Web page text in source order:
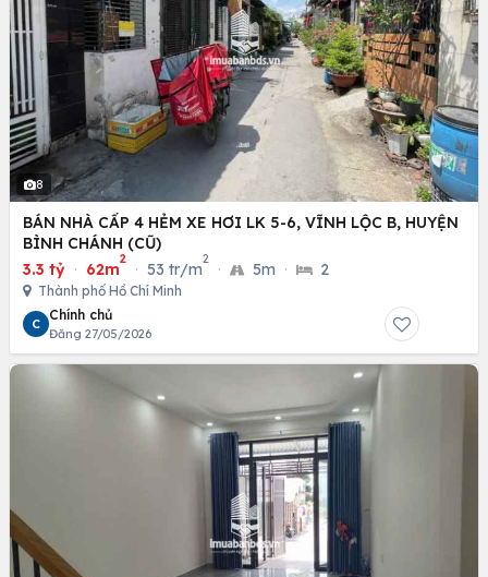
8
BÁN NHÀ CẤP 4 HẺM XE HƠI LK 5-6, VĨNH LỘC B, HUYỆN
BÌNH CHÁNH (CŨ)
3.3 tỷ · 62m
2
· 53 tr/m
2
· 5m · 2
Thành phố Hồ Chí Minh
C
Chính chủ
Đăng 27/05/2026